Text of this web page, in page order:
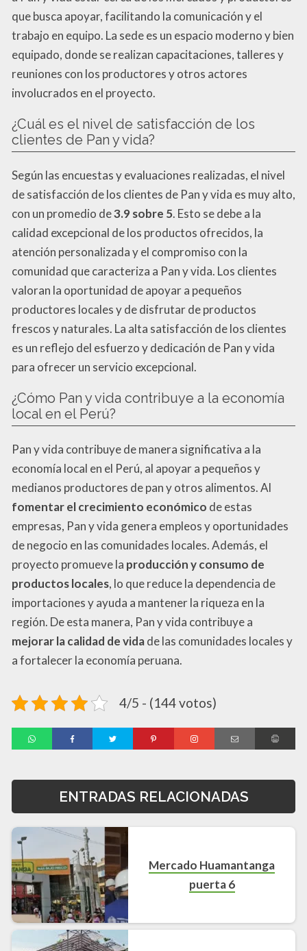
que busca apoyar, facilitando la comunicación y el
trabajo en equipo. La sede es un espacio moderno y bien
equipado, donde se realizan capacitaciones, talleres y
reuniones con los productores y otros actores
involucrados en el proyecto.
¿Cuál es el nivel de satisfacción de los
clientes de Pan y vida?
Según las encuestas y evaluaciones realizadas, el nivel
de satisfacción de los clientes de Pan y vida es muy alto,
con un promedio de3.9 sobre 5. Esto se debe a la
calidad excepcional de los productos ofrecidos, la
atención personalizada y el compromiso con la
comunidad que caracteriza a Pan y vida. Los clientes
valoran la oportunidad de apoyar a pequeños
productores locales y de disfrutar de productos
frescos y naturales. La alta satisfacción de los clientes
es un reflejo del esfuerzo y dedicación de Pan y vida
para ofrecer un servicio excepcional.
¿Cómo Pan y vida contribuye a la economía
local en el Perú?
Pan y vida contribuye de manera significativa a la
economía local en el Perú, al apoyar a pequeños y
medianos productores de pan y otros alimentos. Al
fomentar el crecimiento económico de estas
empresas, Pan y vida genera empleos y oportunidades
de negocio en las comunidades locales. Además, el
proyecto promueve la producción y consumo de
productos locales, lo que reduce la dependencia de
importaciones y ayuda a mantener la riqueza en la
región. De esta manera, Pan y vida contribuye a
mejorar la calidad de vidade las comunidades locales y
a fortalecer la economía peruana.
4/5 - (144 votos)
ENTRADAS RELACIONADAS
Mercado Huamantanga
puerta 6